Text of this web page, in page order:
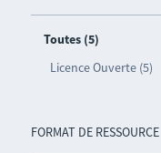
Toutes (5)
Licence Ouverte (5)
FORMAT DE RESSOURCE